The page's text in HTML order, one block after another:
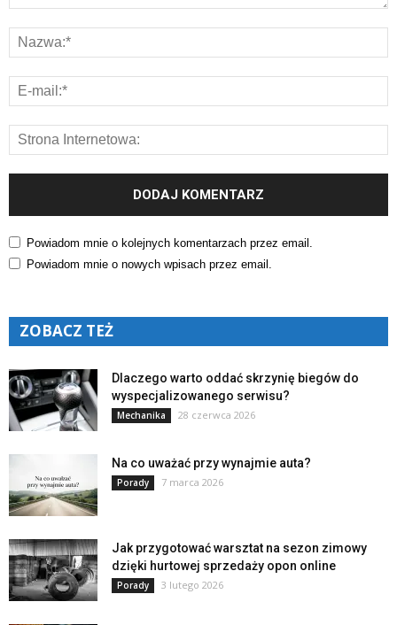
Powiadom mnie o kolejnych komentarzach przez email.
Powiadom mnie o nowych wpisach przez email.
ZOBACZ TEŻ
Dlaczego warto oddać skrzynię biegów do
wyspecjalizowanego serwisu?
Mechanika 28 czerwca 2026
Na co uważać przy wynajmie auta?
Porady 7 marca 2026
Jak przygotować warsztat na sezon zimowy
dzięki hurtowej sprzedaży opon online
Porady 3 lutego 2026